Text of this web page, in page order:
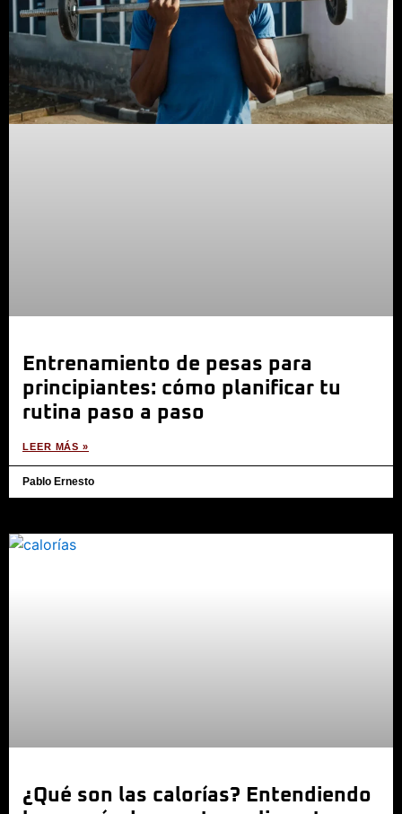
Entrenamiento de pesas para
principiantes: cómo planificar tu
rutina paso a paso
LEER MÁS »
Pablo Ernesto
¿Qué son las calorías? Entendiendo